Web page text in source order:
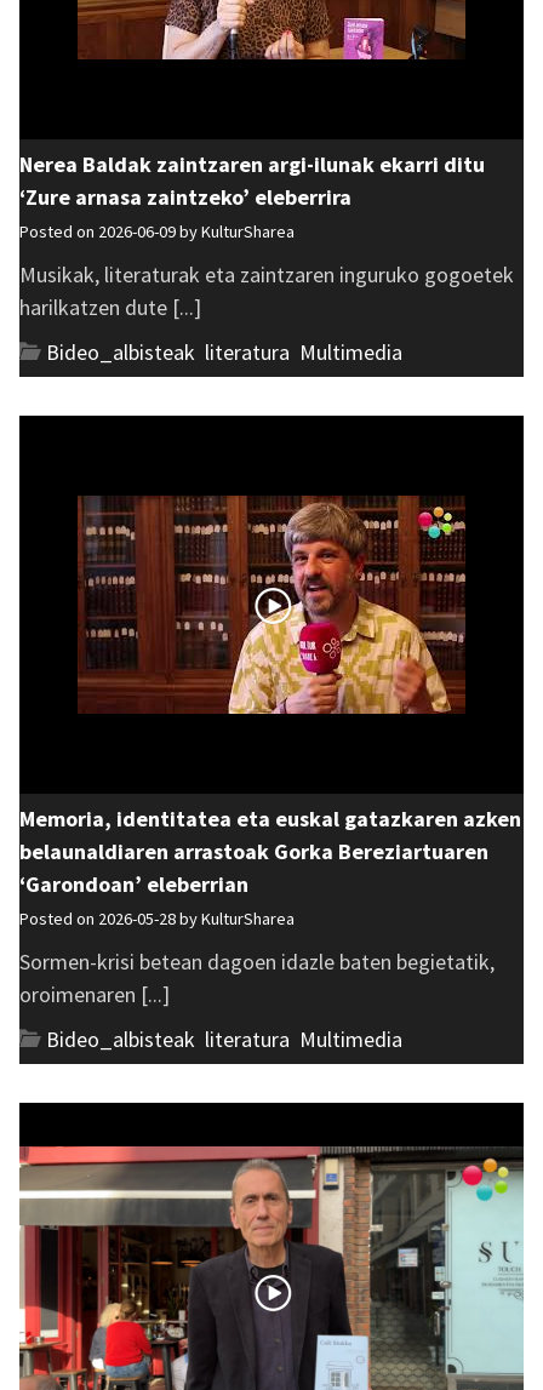
Nerea Baldak zaintzaren argi-ilunak ekarri ditu
‘Zure arnasa zaintzeko’ eleberrira
Posted on 2026-06-09 byKulturSharea
Musikak, literaturak eta zaintzaren inguruko gogoetek
harilkatzen dute [...]
Bideo_albisteak literatura Multimedia
Memoria, identitatea eta euskal gatazkaren azken
belaunaldiaren arrastoak Gorka Bereziartuaren
‘Garondoan’ eleberrian
Posted on 2026-05-28 byKulturSharea
Sormen-krisi betean dagoen idazle baten begietatik,
oroimenaren [...]
Bideo_albisteak literatura Multimedia